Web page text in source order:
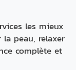
les mieux
peau, relaxer
complète et